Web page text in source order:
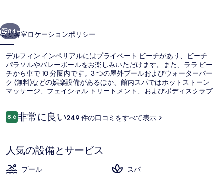
ペ
リ
ア
ル
の
写
真
ャ
ラ
次へ
84+
概要客室ロケーションポリシー
デルフィン インペリアルにはプライベート ビーチがあり、ビーチ
パラソルやバレーボールをお楽しみいただけます。また、ララ ビー
チから車で 10 分圏内です。3 つの屋外プールおよびウォーターパー
ク (無料)などの娯楽設備があるほか、館内スパではホットストーン
マッサージ、フェイシャル トリートメント、およびボディスクラブ
上がりいただけます。その他の設備として、この高級ホテルには 6
口
コ
8.610段階中8.6
非常に良い249 件の口コミをすべて表示
人気の設備とサービス
プール
スパ